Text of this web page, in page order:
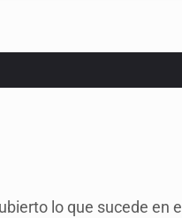
lo que sucede en el